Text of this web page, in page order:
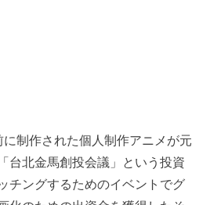
に制作された個人制作アニメが元
台北金馬創投会議」という投資
チングするためのイベントでグ